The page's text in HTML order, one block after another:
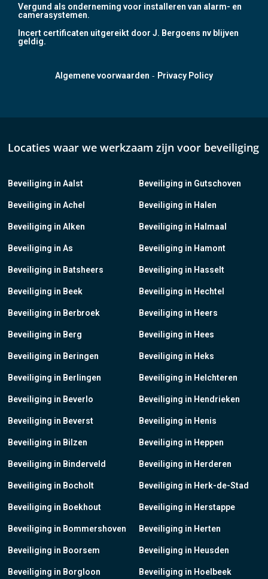
Vergund als onderneming voor installeren van alarm- en
camerasystemen.
Incert certificaten uitgereikt door J. Bergoens nv blijven
geldig.
Algemene voorwaarden - Privacy Policy
Locaties waar we werkzaam zijn voor beveiliging
Beveiliging in Aalst
Beveiliging in Achel
Beveiliging in Alken
Beveiliging in As
Beveiliging in Batsheers
Beveiliging in Beek
Beveiliging in Berbroek
Beveiliging in Berg
Beveiliging in Beringen
Beveiliging in Berlingen
Beveiliging in Beverlo
Beveiliging in Beverst
Beveiliging in Bilzen
Beveiliging in Binderveld
Beveiliging in Bocholt
Beveiliging in Boekhout
Beveiliging in Bommershoven
Beveiliging in Boorsem
Beveiliging in Borgloon
Beveiliging in Gutschoven
Beveiliging in Halen
Beveiliging in Halmaal
Beveiliging in Hamont
Beveiliging in Hasselt
Beveiliging in Hechtel
Beveiliging in Heers
Beveiliging in Hees
Beveiliging in Heks
Beveiliging in Helchteren
Beveiliging in Hendrieken
Beveiliging in Henis
Beveiliging in Heppen
Beveiliging in Herderen
Beveiliging in Herk-de-Stad
Beveiliging in Herstappe
Beveiliging in Herten
Beveiliging in Heusden
Beveiliging in Hoelbeek